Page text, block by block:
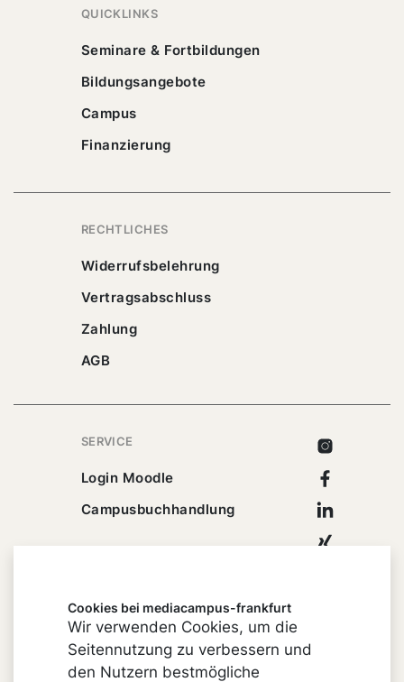
QUICKLINKS
Seminare & Fortbildungen
Bildungsangebote
Campus
Finanzierung
RECHTLICHES
Widerrufsbelehrung
Vertragsabschluss
Zahlung
AGB
SERVICE
Login Moodle
Campusbuchhandlung
Instagram
Facebook
Linkedin
Xing
Impressum
Cookies bei mediacampus-frankfurt
Wir verwenden Cookies, um die
Seitennutzung zu verbessern und
den Nutzern bestmögliche